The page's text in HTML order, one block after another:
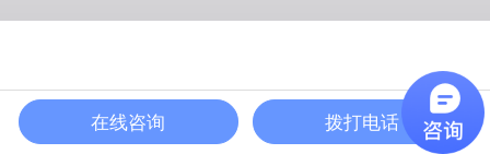
在线咨询 首页
在线咨询 拨打电话